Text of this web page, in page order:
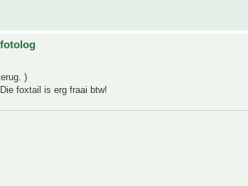
)
foxtail is erg fraai btw!